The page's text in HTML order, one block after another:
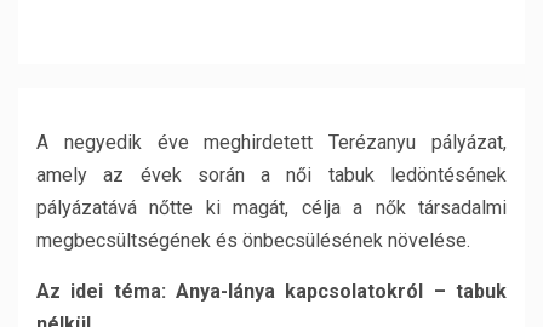
A negyedik éve meghirdetett Terézanyu pályázat,
amely az évek során a női tabuk ledöntésének
pályázatává nőtte ki magát, célja a nők társadalmi
megbecsültségének és önbecsülésének növelése.
Az idei téma: Anya-lánya kapcsolatokról – tabuk